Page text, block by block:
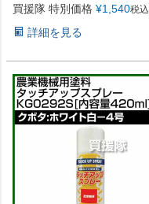
買援隊 特別価格 ¥1,540税込
詳細を見る